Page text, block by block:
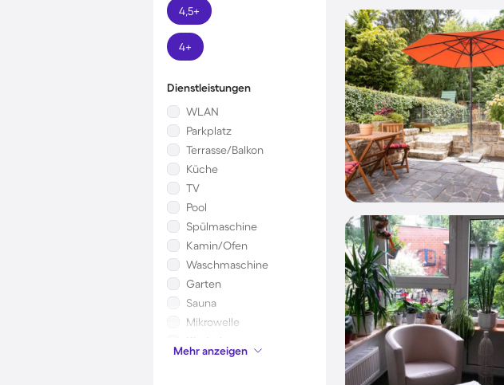
4,5+
4+
Dienstleistungen
WLAN
Parkplatz
Terrasse/Balkon
Küche
TV
Pool
Spülmaschine
Kamin/Ofen
Waschmaschine
Garten
Sauna
Mikrowelle
Kinderbett
Klimaanlage
Mehr anzeigen